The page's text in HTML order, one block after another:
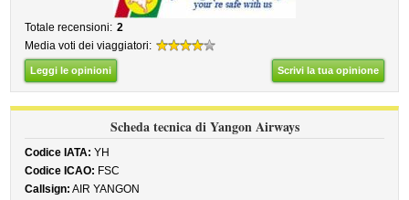
Totale recensioni: 2
Media voti dei viaggiatori:
Leggi le opinioni Scrivi la tua opinione
Scheda tecnica di Yangon Airways
Codice IATA: YH
Codice ICAO: FSC
Callsign: AIR YANGON